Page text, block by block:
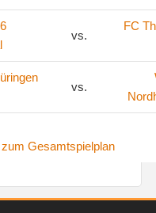
vs.
FC
vs.
zum Gesamtspielplan